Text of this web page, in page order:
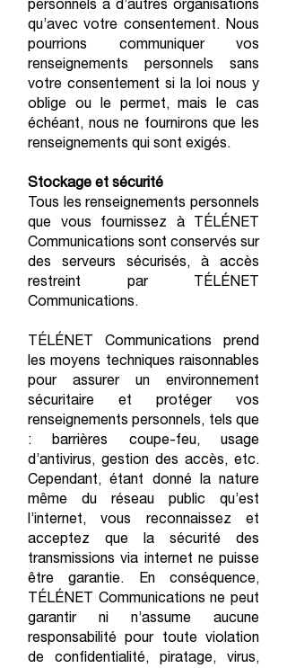
personnels à d’autres organisations
qu’avec votre consentement. Nous
pourrions communiquer vos
renseignements personnels sans
votre consentement si la loi nous y
oblige ou le permet, mais le cas
échéant, nous ne fournirons que les
renseignements qui sont exigés.
Stockage et sécurité
Tous les renseignements personnels
que vous fournissez à TÉLÉNET
Communications sont conservés sur
des serveurs sécurisés, à accès
restreint par TÉLÉNET
Communications.
TÉLÉNET Communications prend
les moyens techniques raisonnables
pour assurer un environnement
sécuritaire et protéger vos
renseignements personnels, tels que
: barrières coupe-feu, usage
d’antivirus, gestion des accès, etc.
Cependant, étant donné la nature
même du réseau public qu’est
l’internet, vous reconnaissez et
acceptez que la sécurité des
transmissions via internet ne puisse
être garantie. En conséquence,
TÉLÉNET Communications ne peut
garantir ni n’assume aucune
responsabilité pour toute violation
de confidentialité, piratage, virus,